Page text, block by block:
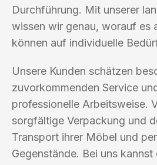
Durchführung. Mit unserer
wissen wir genau, worauf es
können auf individuelle
Unsere Kunden schätzen
zuvorkommenden Service
professionelle Arbeitsweise.
sorgfältige Verpackung und
Transport ihrer Möbel und
Gegenstände. Bei uns